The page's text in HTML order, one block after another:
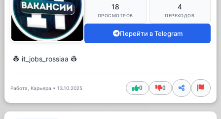
18
ПРОСМОТРОВ
4
ПЕРЕХОДОВ
Перейти в Telegram
👷 it_jobs_rossiaa 👷
Работа, Карьера • 13.10.2025 0 0